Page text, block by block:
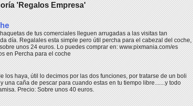
'Regalos Empresa'
de tus comerciales lleguen arrugadas a las visitas tan
día. Regalales esta simple pero útil percha para el cabezal del coche,
unos 24 euros. Lo puedes comprar en: www.pixmania.com/es
en Percha para el coche
los haya, útil lo decimos por las dos funciones, por tratarse de un boli
una caña de pescar para cuando estas en tu tiempo libre.......y todo
Precio: Sobre unos 40 euros.